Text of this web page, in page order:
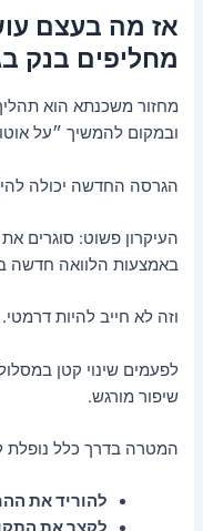
אז מה בעצם
מחליפים בנק
מחזור משכנתא הוא
ובמקום להמשיך ״על
הגרסה החדשה יכולה
העיקרון פשוט: סוגרים
באמצעות הלוואה חדשה
וזה לא חייב להיות דרמטי.
לפעמים שינוי קטן
שיפור מורגש.
המטרה בדרך כלל נופלת
להוריד את